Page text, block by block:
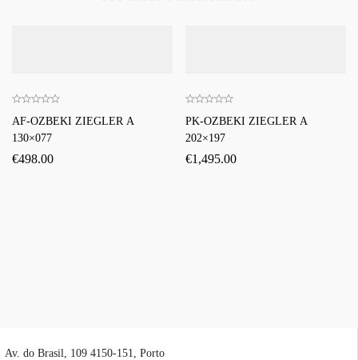
AF-OZBEKI ZIEGLER A
130×077
€498.00
PK-OZBEKI ZIEGLER A
202×197
€1,495.00
Av. do Brasil, 109 4150-151, Porto